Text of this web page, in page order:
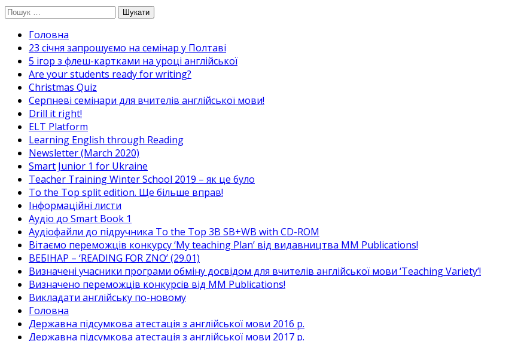
Перейти
вмісту
Пошук:
Головна
23 січня запрошуємо на семінар у Полтаві
5 ігор з флеш-картками на уроці англійської
Are your students ready for writing?
Christmas Quiz
Cерпневі семінари для вчителів англійської мови!
Drill it right!
ELT Platform
Learning English through Reading
Newsletter (March 2020)
Smart Junior 1 for Ukraine
Teacher Training Winter School 2019 – як це було
To the Top split edition. Ще більше вправ!
Інформаційні листи
Аудіо до Smart Book 1
Аудіофайли до підручника To the Top 3B SB+WB with CD-ROM
Вітаємо переможців конкурсу ‘My teaching Plan’ від видавництва MM Publications!
ВЕБІНАР – ‘READING FOR ZNO’ (29.01)
Визначені учасники програми обміну досвідом для вчителів англійської мови ‘Teaching Variety’!
Визначено переможців конкурсів від MM Publications!
Викладати англійську по-новому
Головна
Державна підсумкова атестація з англійської мови 2016 р.
Державна підсумкова атестація з англійської мови 2017 р.